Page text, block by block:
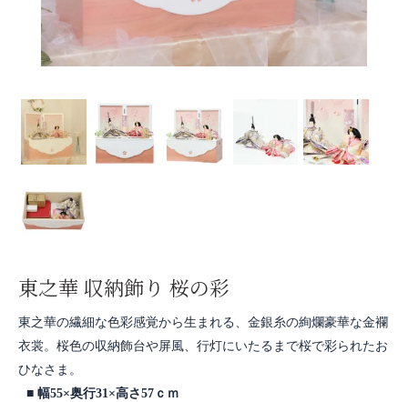
東之華 収納飾り 桜の彩
東之華の繊細な色彩感覚から生まれる、金銀糸の絢爛豪華な金襴
衣裳。桜色の収納飾台や屏風、行灯にいたるまで桜で彩られたお
ひなさま。
幅55×奥行31×高さ57ｃｍ